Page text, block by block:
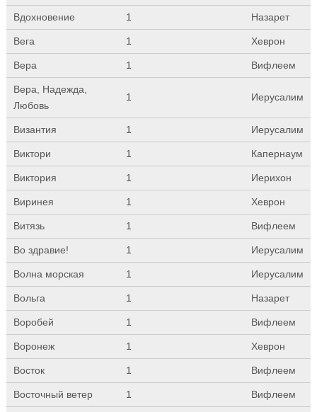
Вдохновение 1 Назарет
Вега 1 Хеврон
Вера 1 Вифлеем
Вера, Надежда,
Любовь
1 Иерусалим
Византия 1 Иерусалим
Виктори 1 Капернаум
Виктория 1 Иерихон
Виринея 1 Хеврон
Витязь 1 Вифлеем
Во здравие! 1 Иерусалим
Волна морская 1 Иерусалим
Вольга 1 Назарет
Воробей 1 Вифлеем
Воронеж 1 Хеврон
Восток 1 Вифлеем
Восточный ветер 1 Вифлеем